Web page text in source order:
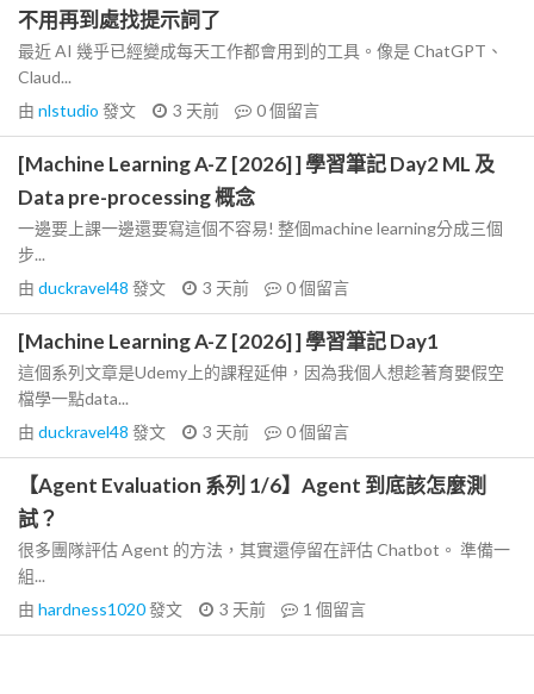
不用再到處找提示詞了
最近 AI 幾乎已經變成每天工作都會用到的工具。像是 ChatGPT、
Claud...
由 nlstudio 發文 3 天前 0個留言
[Machine Learning A-Z [2026] ] 學習筆記 Day2 ML 及
Data pre-processing 概念
一邊要上課一邊還要寫這個不容易! 整個machine learning分成三個
步...
由 duckravel48 發文 3 天前 0個留言
[Machine Learning A-Z [2026] ] 學習筆記 Day1
這個系列文章是Udemy上的課程延伸，因為我個人想趁著育嬰假空
檔學一點data...
由 duckravel48 發文 3 天前 0個留言
【Agent Evaluation 系列 1/6】Agent 到底該怎麼測
試？
很多團隊評估 Agent 的方法，其實還停留在評估 Chatbot。 準備一
組...
由 hardness1020發文 3 天前 1 個留言